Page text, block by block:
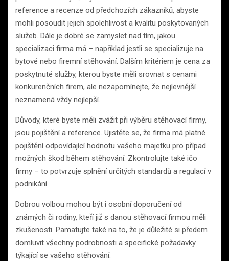
reference a recenze od předchozích zákazníků, abyste
mohli posoudit jejich spolehlivost a kvalitu poskytovaných
služeb. Dále je dobré se zamyslet nad tím, jakou
specializaci firma má – například jestli se specializuje na
bytové nebo firemní stěhování. Dalším kritériem je cena za
poskytnuté služby, kterou byste měli srovnat s cenami
konkurenčních firem, ale nezapomínejte, že nejlevnější
neznamená vždy nejlepší.
Důvody, které byste měli zvážit při výběru stěhovací firmy,
jsou pojištění a reference. Ujistěte se, že firma má platné
pojištění odpovídající hodnotu vašeho majetku pro případ
možných škod během stěhování. Zkontrolujte také ičo
firmy – to potvrzuje splnění určitých standardů a regulací v
podnikání.
Dobrou volbou mohou být i osobní doporučení od
známých či rodiny, kteří již s danou stěhovací firmou měli
zkušenosti. Pamatujte také na to, že je důležité si předem
domluvit všechny podrobnosti a specifické požadavky
týkající se vašeho stěhování.